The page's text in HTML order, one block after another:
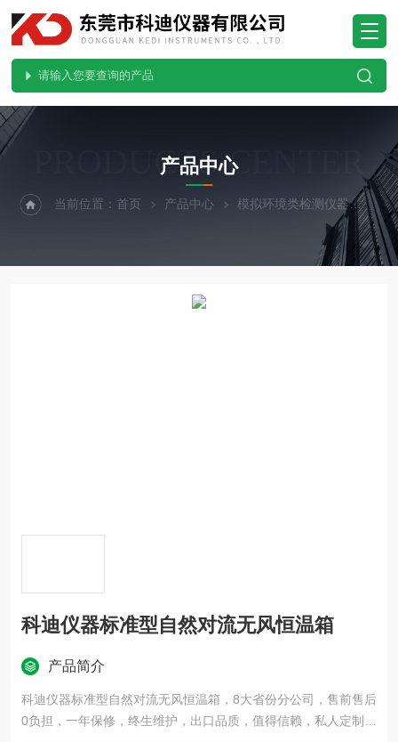
PRODUCTS CENTER
产品中心
当前位置：首页 产品中心 模拟环境类检测仪器 无
科迪仪器标准型自然对流无风恒温箱
产品简介
科迪仪器标准型自然对流无风恒温箱，8大省份分公司，售前售后
0负担，一年保修，终生维护，出口品质，值得信赖，私人定制满